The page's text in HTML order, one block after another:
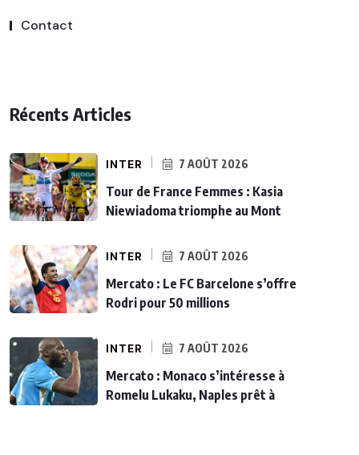
Contact
Récents Articles
INTER 7 AOÛT 2026
Tour de France Femmes : Kasia
Niewiadoma triomphe au Mont
INTER 7 AOÛT 2026
Mercato : Le FC Barcelone s’offre
Rodri pour 50 millions
INTER 7 AOÛT 2026
Mercato : Monaco s’intéresse à
Romelu Lukaku, Naples prêt à